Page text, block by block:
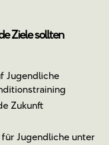
Ziele sollten
Jugendliche
Zukunft
Jugendliche unter